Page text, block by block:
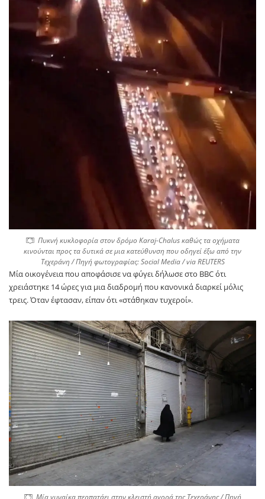
Πυκνή κυκλοφορία στον δρόμο Karaj-Chalus καθώς τα οχήματα
κινούνται προς τα δυτικά σε μια κατεύθυνση που οδηγεί έξω από την
Τεχεράνη / Πηγή φωτογραφίας: Social Media / via REUTERS
Μία οικογένεια που αποφάσισε να φύγει δήλωσε στο BBC ότι
χρειάστηκε 14 ώρες για μια διαδρομή που κανονικά διαρκεί μόλις
τρεις. Όταν έφτασαν, είπαν ότι «στάθηκαν τυχεροί».
Μία γυναίκα περπατάει στην κλειστή αγορά της Τεχεράνης / Πηγή